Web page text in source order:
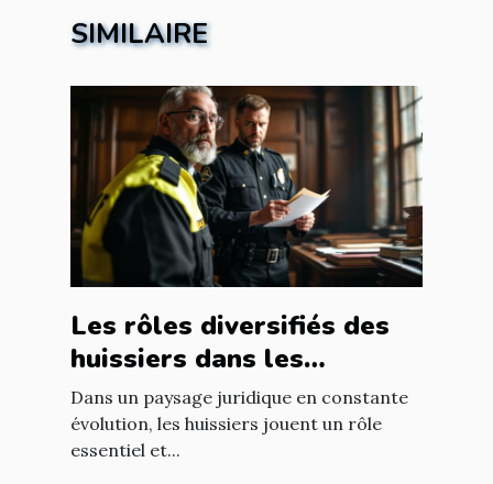
SIMILAIRE
Les rôles diversifiés des
huissiers dans les
procédures juridiques
modernes
Dans un paysage juridique en constante
évolution, les huissiers jouent un rôle
essentiel et...